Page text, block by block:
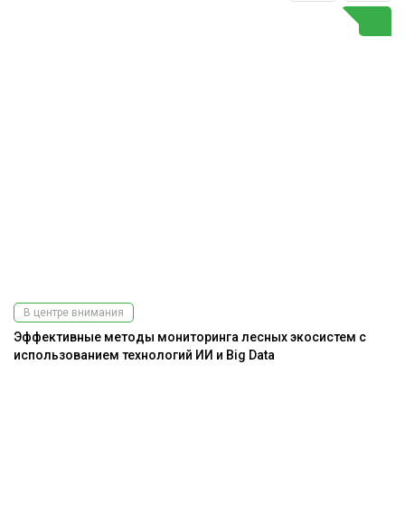
В центре внимания
Эффективные методы мониторинга лесных экосистем с
использованием технологий ИИ и Big Data